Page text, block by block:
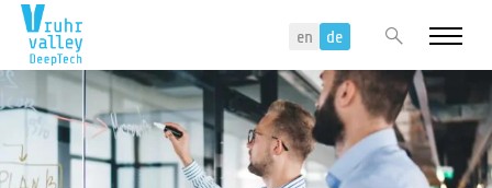
Menu
Search
en de
Events